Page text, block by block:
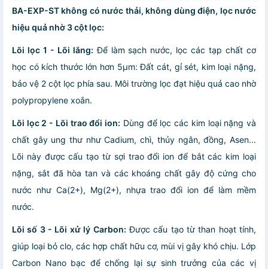
BA-EXP-ST không có nước thải, không dùng điện, lọc nước
hiệu quả nhờ 3 cột lọc:
Lõi lọc 1 - Lõi lắng: Để làm sạch nước, lọc các tạp chất cơ
học có kích thước lớn hơn 5µm: Đất cát, gỉ sét, kim loại nặng,
bảo vệ 2 cột lọc phía sau. Môi trường lọc đạt hiệu quả cao nhờ
polypropylene xoắn.
Lõi lọc 2 - Lõi trao đổi ion: Dùng để lọc các kim loại nặng và
chất gây ung thư như Cadium, chì, thủy ngân, đồng, Asen...
Lõi này được cấu tạo từ sợi trao đổi ion để bắt các kim loại
nặng, sắt đã hòa tan và các khoáng chất gây độ cứng cho
nước như Ca(2+), Mg(2+), nhựa trao đổi ion để làm mềm
nước.
Lõi số 3 - Lõi xử lý Carbon: Được cấu tạo từ than hoạt tính,
giúp loại bỏ clo, các hợp chất hữu cơ, mùi vị gây khó chịu. Lớp
Carbon Nano bạc để chống lại sự sinh trưởng của các vị